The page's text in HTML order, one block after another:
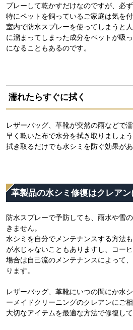
プレーして乾かすだけなのですが、必
特にペットを飼っているご家庭は気を付
室内で防水スプレーを使ってしまうと
に溜まってしまった成分をペットが吸
になることもあるのです。
濡れたらすぐに拭く
レザーバッグ、革靴が突然の雨などで
早く乾いた布で水分を拭き取りましょう
拭き取るだけでも水シミを防ぐ効果があ
革製品の水シミ修復はクレア
防水スプレーで予防しても、雨水や雪
きません。
水シミを自分でメンテナンスする方法
が水じゃないこともありますし、コー
場合は自己流のメンテナンスによって
ります。
レザーバッグ、革靴にいつの間にか水
ーメイドクリーニングのクレアンにご相
大切なアイテムを最適な方法で修復し